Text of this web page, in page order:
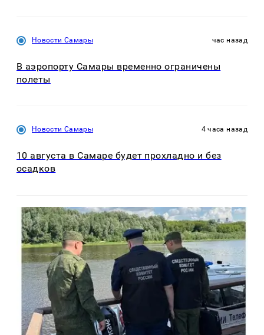
Новости Самары час назад
В аэропорту Самары временно ограничены
полеты
Новости Самары 4 часа назад
10 августа в Самаре будет прохладно и без
осадков